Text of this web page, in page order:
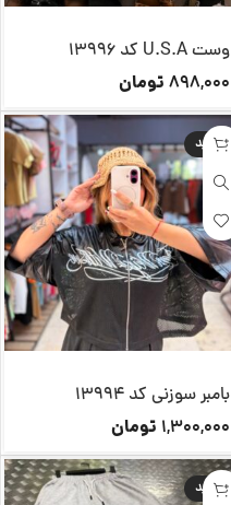
وست U.S.A کد 13996
898,000 تومان
جدید
بامبر سوزنی کد 13994
1,300,000 تومان
جدید